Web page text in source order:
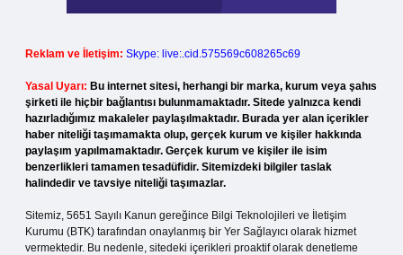
Reklam ve İletişim: Skype: live:.cid.575569c608265c69
Yasal Uyarı: Bu internet sitesi, herhangi bir marka, kurum veya şahıs
şirketi ile hiçbir bağlantısı bulunmamaktadır. Sitede yalnızca kendi
hazırladığımız makaleler paylaşılmaktadır. Burada yer alan içerikler
haber niteliği taşımamakta olup, gerçek kurum ve kişiler hakkında
paylaşım yapılmamaktadır. Gerçek kurum ve kişiler ile isim
benzerlikleri tamamen tesadüfidir. Sitemizdeki bilgiler taslak
halindedir ve tavsiye niteliği taşımazlar.
Sitemiz, 5651 Sayılı Kanun gereğince Bilgi Teknolojileri ve İletişim
Kurumu (BTK) tarafından onaylanmış bir Yer Sağlayıcı olarak hizmet
vermektedir. Bu nedenle, sitedeki içerikleri proaktif olarak denetleme